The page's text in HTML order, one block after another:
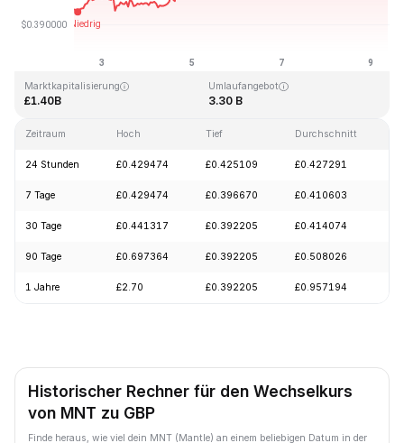
Zuletzt aktualisiert: 2026-08-09, 08:58 GMT+0
Marktkapitalisierung
£1.40B
Umlaufangebot
3.30 B
Zeitraum Hoch Tief Durchschnitt
24 Stunden £0.429474 £0.425109 £0.427291
7 Tage £0.429474 £0.396670 £0.410603
30 Tage £0.441317 £0.392205 £0.414074
90 Tage £0.697364 £0.392205 £0.508026
1 Jahre £2.70 £0.392205 £0.957194
Historischer Rechner für den Wechselkurs
von MNT zu GBP
Finde heraus, wie viel dein MNT (Mantle) an einem beliebigen Datum in der